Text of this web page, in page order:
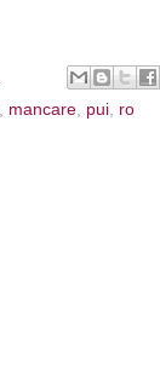
mancare pui ro